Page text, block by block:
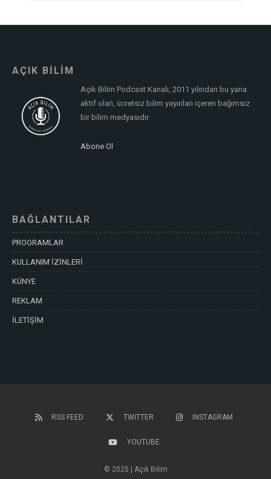
AÇIK BİLİM
Açık Bilim Podcast Kanalı, 2011 yılından bu yana
aktif olan, ücretsiz bilim yayınları içeren bağımsız
bir bilim medyasıdır.
Abone Ol
BAĞLANTILAR
PROGRAMLAR
KULLANIM İZİNLERİ
KÜNYE
REKLAM
İLETİŞİM
RSS FEED TWITTER INSTAGRAM
YOUTUBE
© 2025 | Açık Bilim